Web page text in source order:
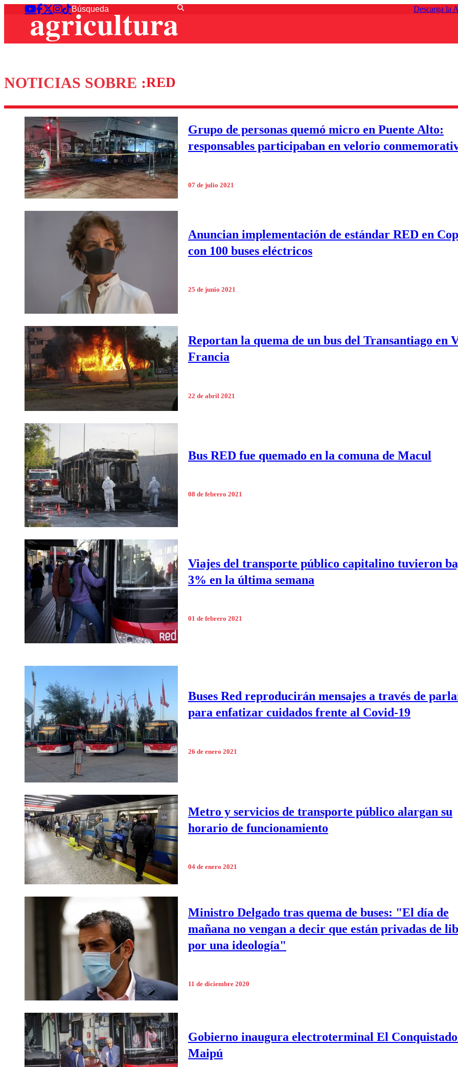
Descarga la
NOTICIAS SOBRE :RED
Grupo de personas quemó micro en Puente Alto:
responsables participaban en velorio
07 de julio 2021
Anuncian implementación de estándar RED en
con 100 buses eléctricos
25 de junio 2021
Reportan la quema de un bus del Transantiago en
Francia
22 de abril 2021
Bus RED fue quemado en la comuna de Macul
08 de febrero 2021
Viajes del transporte público capitalino tuvieron
3% en la última semana
01 de febrero 2021
Buses Red reproducirán mensajes a través de
para enfatizar cuidados frente al Covid-19
26 de enero 2021
Metro y servicios de transporte público alargan su
horario de funcionamiento
04 de enero 2021
Ministro Delgado tras quema de buses: "El día de
mañana no vengan a decir que están privadas de
por una ideología"
11 de diciembre 2020
Gobierno inaugura electroterminal El
Maipú